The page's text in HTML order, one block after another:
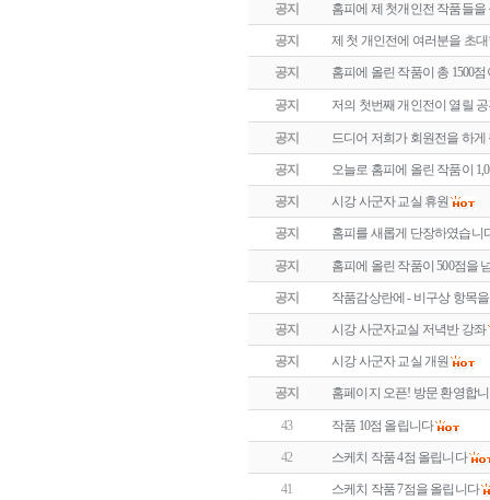
공지 홈피에 제 첫개인전 작품들
공지 제 첫 개인전에 여러분을 초
공지 홈피에 올린 작품이 총 1500
공지 저의 첫번째 개인전이 열릴
공지 드디어 저희가 회원전을 하
공지 오늘로 홈피에 올린 작품이
공지 시강 사군자 교실 휴원
공지 홈피를 새롭게 단장하였습니
공지 홈피에 올린 작품이 500점을
공지 작품감상란에 - 비구상 항목
공지 시강 사군자교실 저녁반 강좌
공지 시강 사군자 교실 개원
공지 홈페이지 오픈! 방문 환영합
43 작품 10점 올립니다
42 스케치 작품 4점 올립니다
41 스케치 작품 7점을 올립니다